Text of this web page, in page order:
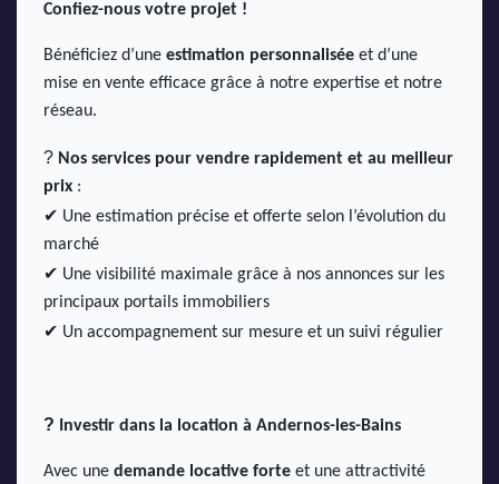
Confiez-nous votre projet !
Bénéficiez d’une estimation personnalisée et d’une
mise en vente efficace grâce à notre expertise et notre
réseau.
? Nos services pour vendre rapidement et au meilleur
prix :
✔ Une estimation précise et offerte selon l’évolution du
marché
✔ Une visibilité maximale grâce à nos annonces sur les
principaux portails immobiliers
✔ Un accompagnement sur mesure et un suivi régulier
? Investir dans la location à Andernos-les-Bains
Avec une demande locative forte et une attractivité